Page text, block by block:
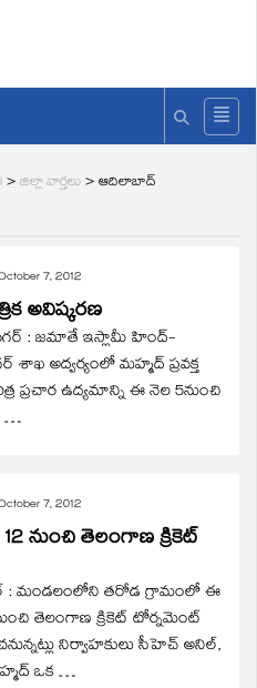
>జిల్లా వార్తలు>ఆదిలాబాద్
7, 2012
అవిష్కరణ
: జమాతే ఇస్లామీ హింద్‌-
శాఖ అద్వర్యంలో మహ్మద్‌ ప్రవక్త
ప్రచార ఉద్యమాన్ని ఈ నెల 5నుంచి
…
7, 2012
నుంచి తెలంగాణ క్రికెట్‌
: మండలంలోని తరోడ గ్రామంలో ఈ
తెలంగాణ క్రికెట్‌ టోర్నమెంట్‌
నిర్వాహకులు సీహెచ్‌ అనిల్‌,
ఒక …